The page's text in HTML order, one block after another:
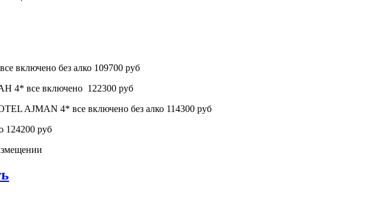
включено без алко 109700 руб
4* все включено 122300 руб
AJMAN 4* все включено без алко 114300 руб
руб